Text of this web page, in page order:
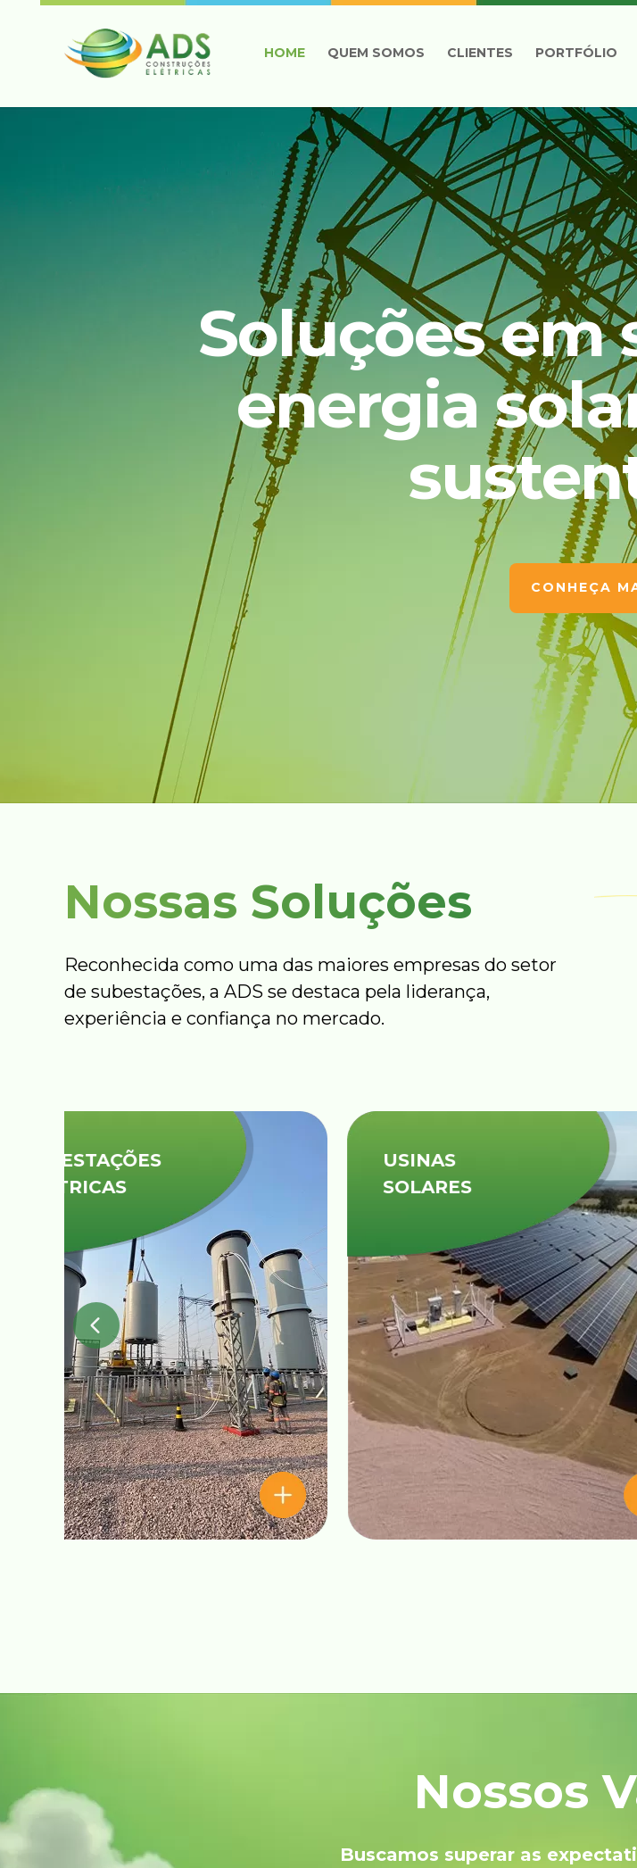
HOME QUEM SOMOS CLIENTES PORTFÓLIO
Soluções em
energia
CONHEÇA
Nossas Soluções
Reconhecida como uma das maiores empresas do setor
de subestações, a ADS se destaca pela liderança,
experiência e confiança no mercado.
USINAS
SOLARES
EQUIPAMENTOS
Nossos
Buscamos superar as